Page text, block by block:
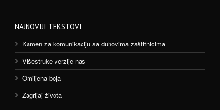
NAJNOVIJI TEKSTOVI
Kamen za komunikaciju sa duhovima zaštitnicima
Višestruke verzije nas
Omiljena boja
Zagrljaj života